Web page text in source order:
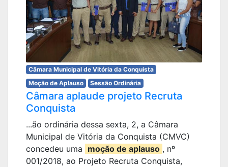
Câmara Municipal de Vitória da Conquista
Moção de Aplauso
Sessão Ordinária
Câmara aplaude projeto Recruta
Conquista
...ão ordinária dessa sexta, 2, a Câmara
Municipal de Vitória da Conquista (CMVC)
concedeu uma moção de aplauso , nº
001/2018, ao Projeto Recruta Conquista,